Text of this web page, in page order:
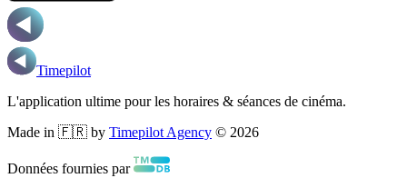
Timepilot
L'application ultime pour les horaires & séances de cinéma.
Made in 🇫🇷 by Timepilot Agency © 2026
Données fournies par